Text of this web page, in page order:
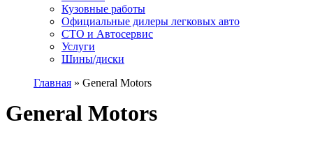
Кузовные работы
Официальные дилеры легковых авто
СТО и Автосервис
Услуги
Шины/диски
Главная » General Motors
General Motors